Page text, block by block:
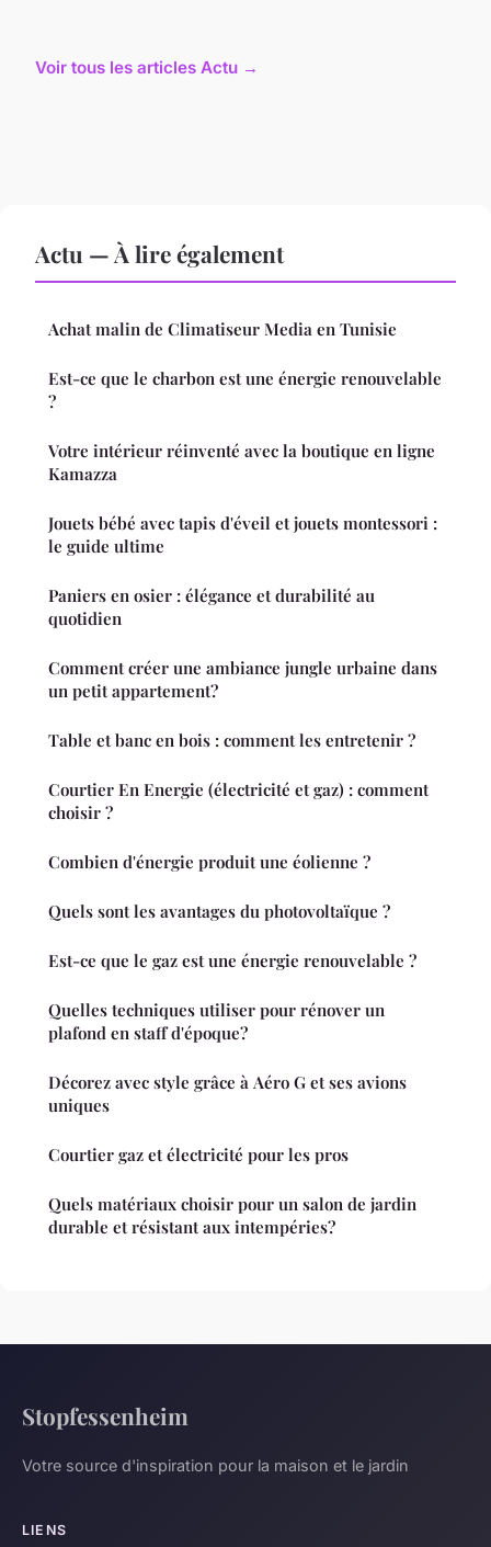
Voir tous les articles Actu →
Actu — À lire également
Achat malin de Climatiseur Media en Tunisie
Est-ce que le charbon est une énergie renouvelable
?
Votre intérieur réinventé avec la boutique en ligne
Kamazza
Jouets bébé avec tapis d'éveil et jouets montessori :
le guide ultime
Paniers en osier : élégance et durabilité au
quotidien
Comment créer une ambiance jungle urbaine dans
un petit appartement?
Table et banc en bois : comment les entretenir ?
Courtier En Energie (électricité et gaz) : comment
choisir ?
Combien d'énergie produit une éolienne ?
Quels sont les avantages du photovoltaïque ?
Est-ce que le gaz est une énergie renouvelable ?
Quelles techniques utiliser pour rénover un
plafond en staff d'époque?
Décorez avec style grâce à Aéro G et ses avions
uniques
Courtier gaz et électricité pour les pros
Quels matériaux choisir pour un salon de jardin
durable et résistant aux intempéries?
Stopfessenheim
Votre source d'inspiration pour la maison et le jardin
LIENS